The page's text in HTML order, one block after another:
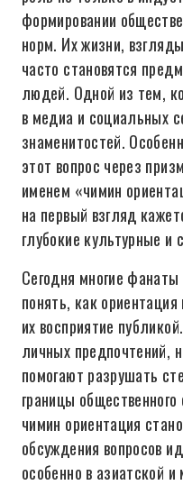
формировании
норм. Их жизни,
часто становятся
людей. Одной из тем,
в медиа и социальных
знаменитостей.
этот вопрос через
именем «чимин
на первый взгляд
глубокие культурные и
Сегодня многие
понять, как
их восприятие
личных предпочтений,
помогают разрушать
границы
чимин ориентация
обсуждения вопросов
особенно в азиатской